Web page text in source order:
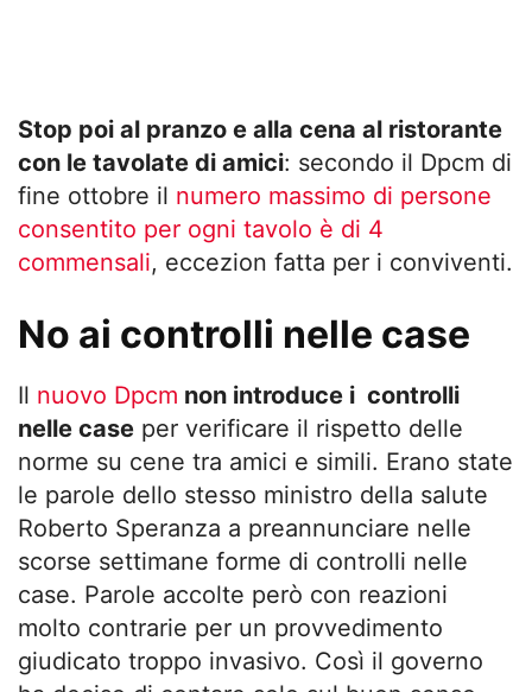
Stop poi al pranzo e alla cena al ristorante
con le tavolate di amici: secondo il Dpcm di
fine ottobre il numero massimo di persone
consentito per ogni tavolo è di 4
commensali, eccezion fatta per i conviventi.
No ai controlli nelle case
Il nuovo Dpcm non introduce i controlli
nelle case per verificare il rispetto delle
norme su cene tra amici e simili. Erano state
le parole dello stesso ministro della salute
Roberto Speranza a preannunciare nelle
scorse settimane forme di controlli nelle
case. Parole accolte però con reazioni
molto contrarie per un provvedimento
giudicato troppo invasivo. Così il governo